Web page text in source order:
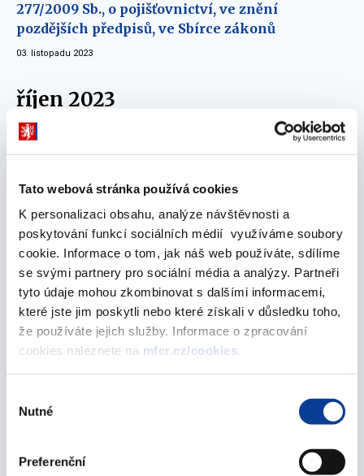
Tato webová stránka používá cookies
K personalizaci obsahu, analýze návštěvnosti a
poskytování funkcí sociálních médií využíváme soubory
cookie. Informace o tom, jak náš web používáte, sdílíme
se svými partnery pro sociální média a analýzy. Partneři
tyto údaje mohou zkombinovat s dalšími informacemi,
které jste jim poskytli nebo které získali v důsledku toho,
že používáte jejich služby. Informace o zpracování
cookies naleznete na mfcr.cz/cookies.
souhlasu
Nutné
Preferenční
277/2009 Sb., o pojišťovnictví, ve znění
pozdějších předpisů, ve Sbírce zákonů
03. listopadu 2023
říjen 2023
Pozvánka na úvodní seminář k nařízení o trzích
Vnější připomínkové řízení a konzultace k
návrhu zákona o digitálních financích a návrhu
změnového zákona
11. října 2023
únor 2023
Vnější připomínkové řízení a konzultace k